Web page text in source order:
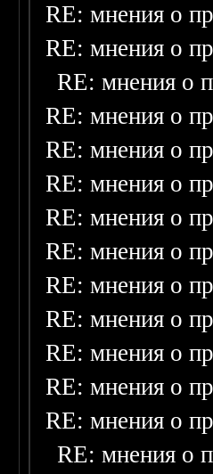
RE: мнения о
RE: мнения о
RE: мнения о
RE: мнения о
RE: мнения о
RE: мнения о
RE: мнения о
RE: мнения о
RE: мнения о
RE: мнения о
RE: мнения о
RE: мнения о
RE: мнения о
RE: мнения о